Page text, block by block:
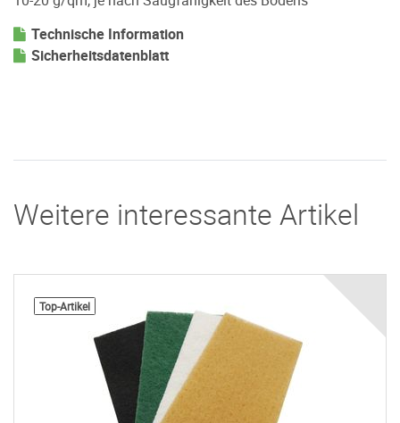
Technische Information
Sicherheitsdatenblatt
Weitere interessante Artikel
Top-Artikel